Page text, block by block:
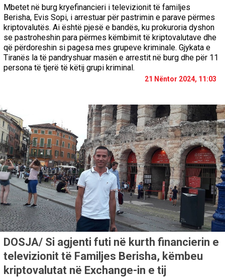
Mbetet në burg kryefinancieri i televizionit të familjes
Berisha, Evis Sopi, i arrestuar për pastrimin e parave përmes
kriptovalutës. Ai është pjesë e bandës, ku prokuroria dyshon
se pastroheshin para përmes këmbimit të kriptovalutave dhe
që përdoreshin si pagesa mes grupeve kriminale. Gjykata e
Tiranës la të pandryshuar masën e arrestit në burg dhe për 11
persona të tjerë të këtij grupi kriminal.
21 Nëntor 2024, 11:03
DOSJA/ Si agjenti futi në kurth financierin e
televizionit të Familjes Berisha, këmbeu
kriptovalutat në Exchange-in e tij